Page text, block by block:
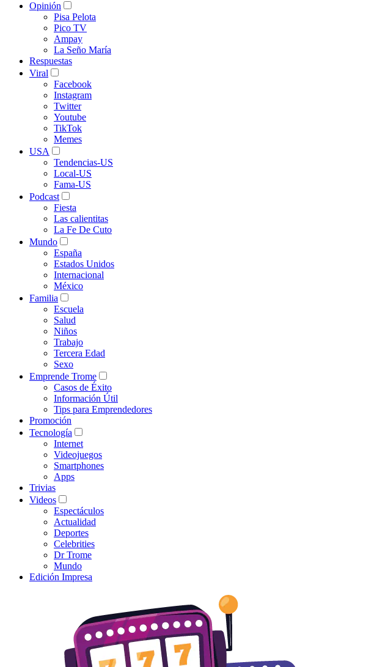
Opinión
Pisa Pelota
Pico TV
Ampay
La Seño María
Respuestas
Viral
Facebook
Instagram
Twitter
Youtube
TikTok
Memes
USA
Tendencias-US
Local-US
Fama-US
Podcast
Fiesta
Las calientitas
La Fe De Cuto
Mundo
España
Estados Unidos
Internacional
México
Familia
Escuela
Salud
Niños
Trabajo
Tercera Edad
Sexo
Emprende Trome
Casos de Éxito
Información Útil
Tips para Emprendedores
Promoción
Tecnología
Internet
Videojuegos
Smartphones
Apps
Trivias
Videos
Espectáculos
Actualidad
Deportes
Celebrities
Dr Trome
Mundo
Edición Impresa